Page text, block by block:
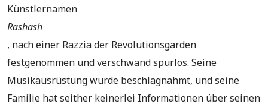
Künstlernamen
Rashash
, nach einer Razzia der Revolutionsgarden
festgenommen und verschwand spurlos. Seine
Musikausrüstung wurde beschlagnahmt, und seine
Familie hat seither keinerlei Informationen über seinen